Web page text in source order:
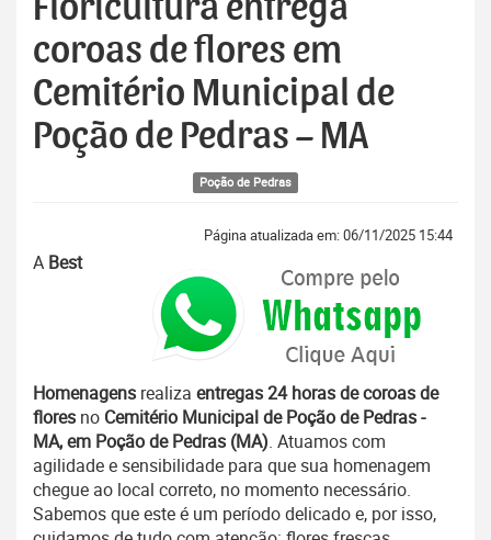
Floricultura entrega
coroas de flores em
Cemitério Municipal de
Poção de Pedras – MA
Poção de Pedras
Página atualizada em: 06/11/2025 15:44
A Best
Homenagens realiza entregas 24 horas de coroas de
flores no Cemitério Municipal de Poção de Pedras -
MA, em Poção de Pedras (MA). Atuamos com
agilidade e sensibilidade para que sua homenagem
chegue ao local correto, no momento necessário.
Sabemos que este é um período delicado e, por isso,